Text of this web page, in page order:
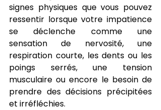
signes physiques que vous pouvez
ressentir lorsque votre impatience
se déclenche comme une
sensation de nervosité, une
respiration courte, les dents ou les
poings serrés, une tension
musculaire ou encore le besoin de
prendre des décisions précipitées
et irréfléchies.